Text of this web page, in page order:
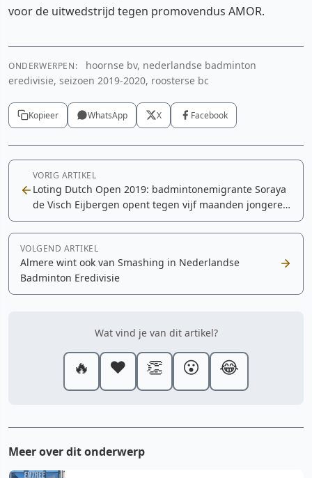
voor de uitwedstrijd tegen promovendus AMOR.
ONDERWERPEN:
hoornse bv, nederlandse badminton
eredivisie, seizoen 2019-2020, roosterse bc
Kopieer WhatsApp X Facebook
VORIG ARTIKEL
Loting Dutch Open 2019: badmintonemigrante Soraya
de Visch Eijbergen opent tegen vijf maanden jongere
Carolina Marin
VOLGEND ARTIKEL
Almere wint ook van Smashing in Nederlandse
Badminton Eredivisie
Wat vind je van dit artikel?
🔥 ❤️ 👏 😮 😂
Meer over dit onderwerp